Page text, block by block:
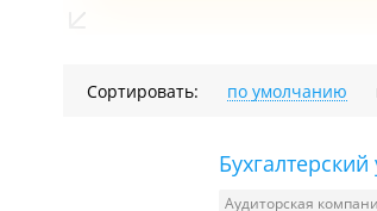
Сортировать: по умолчанию
Аудиторская